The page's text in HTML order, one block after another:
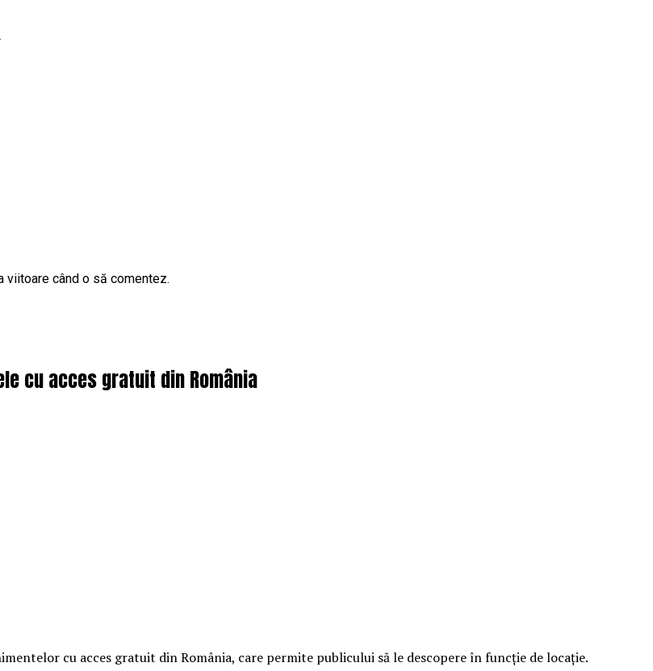
viitoare când o să comentez.
cu acces gratuit din România
cu acces gratuit din România, care permite publicului să le descopere în funcție de locație.